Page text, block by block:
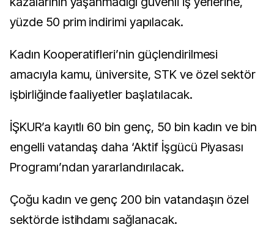
yüzde 50 prim indirimi yapılacak.
Kadın Kooperatifleri’nin güçlendirilmesi
amacıyla kamu, üniversite, STK ve özel sektör
işbirliğinde faaliyetler başlatılacak.
İŞKUR’a kayıtlı 60 bin genç, 50 bin kadın ve bin
engelli vatandaş daha ‘Aktif İşgücü Piyasası
Programı’ndan yararlandırılacak.
Çoğu kadın ve genç 200 bin vatandaşın özel
sektörde istihdamı sağlanacak.